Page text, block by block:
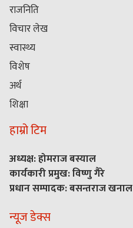
राजनिति
विचार लेख
स्वास्थ्य
विशेष
अर्थ
शिक्षा
हाम्रो टिम
अध्यक्ष: होमराज बस्याल
कार्यकारी प्रमुख: विष्णु गैरे
प्रधान सम्पादक: बसन्तराज खनाल
न्यूज डेक्स